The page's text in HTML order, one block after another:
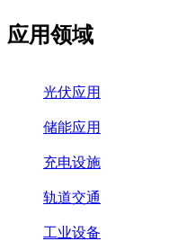
应用领域
光伏应用
储能应用
充电设施
轨道交通
工业设备